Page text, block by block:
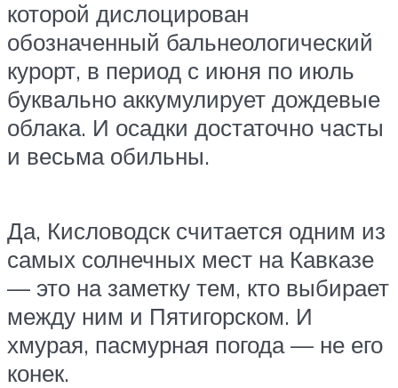
которой дислоцирован
обозначенный бальнеологический
курорт, в период с июня по июль
буквально аккумулирует дождевые
облака. И осадки достаточно часты
и весьма обильны.
Да, Кисловодск считается одним из
самых солнечных мест на Кавказе
— это на заметку тем, кто выбирает
между ним и Пятигорском. И
хмурая, пасмурная погода — не его
конек.